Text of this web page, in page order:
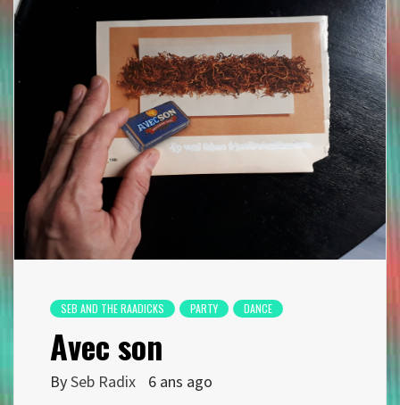
SEB AND THE RAADICKS PARTY DANCE
Avec son
BySeb Radix 6 ans ago